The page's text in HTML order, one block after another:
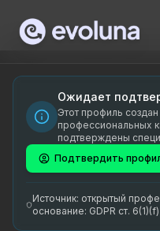
Alar Krautman is a
Alar Krautman on
loodusterapeut, TAM
Ожидает
Этот профиль
профессиональных
подтверждены
Подтвердить
Источник: открытый
основание: GDPR ст. 6(1)(f)